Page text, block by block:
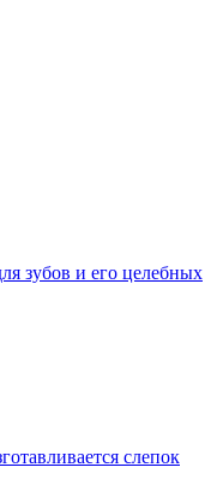
зубов и его целебных
слепок